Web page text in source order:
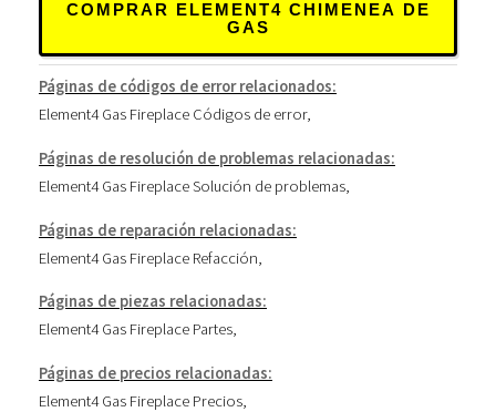
COMPRAR ELEMENT4 CHIMENEA DE
GAS
Páginas de códigos de error relacionados:
Element4 Gas Fireplace Códigos de error,
Páginas de resolución de problemas relacionadas:
Element4 Gas Fireplace Solución de problemas,
Páginas de reparación relacionadas:
Element4 Gas Fireplace Refacción,
Páginas de piezas relacionadas:
Element4 Gas Fireplace Partes,
Páginas de precios relacionadas:
Element4 Gas Fireplace Precios,